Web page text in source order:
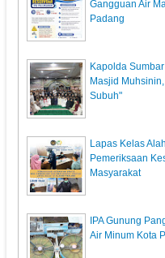
Gangguan Air
Padang
Kapolda
Masjid
Subuh"
Lapas Kelas
Pemeriksaan
Masyarakat
IPA Gunung
Air Minum Kota